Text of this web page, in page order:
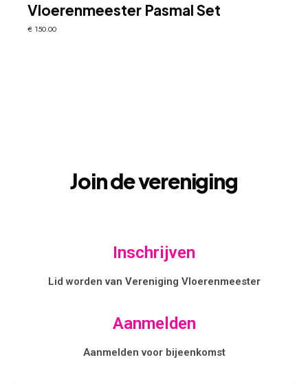
Vloerenmeester Pasmal Set
€ 150.00
Joindevereniging
Inschrijven
Lid worden van Vereniging Vloerenmeester
Aanmelden
Aanmelden voor bijeenkomst